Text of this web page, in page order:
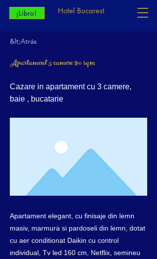
Hotel Bucarest
¡Libro!
&lt;Atrás
Apartament 3 camere 90 sqm
Cazare in apartament cu 3 camere,
baie , bucatarie
Apartament elegant, cu finisaje din lemn
masiv, marmura si pardoseli din lemn, dotat
cu aer conditionat Daikin cu control
individual, Tv led 160 cm, Netflix, semineu